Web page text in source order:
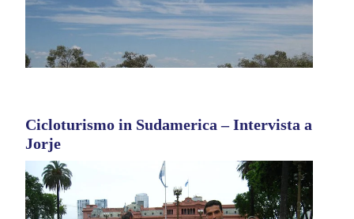
Cicloturismo in Sudamerica – Intervista a
Jorje